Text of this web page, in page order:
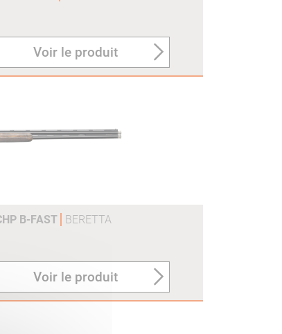
Voir le produit
B-FAST BERETTA
Voir le produit